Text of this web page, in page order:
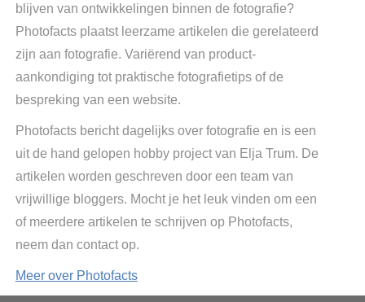
blijven van ontwikkelingen binnen de fotografie?
Photofacts plaatst leerzame artikelen die gerelateerd
zijn aan fotografie. Variërend van product-
aankondiging tot praktische fotografietips of de
bespreking van een website.
Photofacts bericht dagelijks over fotografie en is een
uit de hand gelopen hobby project van Elja Trum. De
artikelen worden geschreven door een team van
vrijwillige bloggers. Mocht je het leuk vinden om een
of meerdere artikelen te schrijven op Photofacts,
neem dan contact op.
Meer over Photofacts